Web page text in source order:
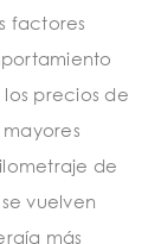
factores
precios de
de
vuelven
más